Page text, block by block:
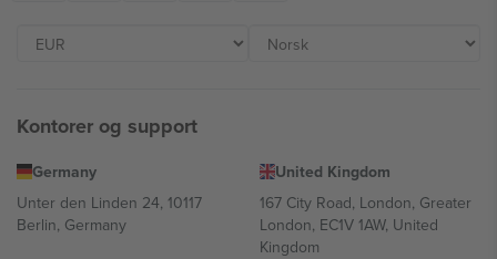
Kontorer og support
Germany
Unter den Linden 24, 10117
Berlin, Germany
United Kingdom
167 City Road, London, Greater
London, EC1V 1AW, United
Kingdom